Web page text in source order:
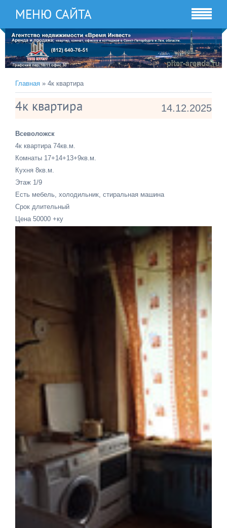
МЕНЮ САЙТА
Главная » 4к квартира
14.12.2025
4к квартира
Всеволожск
4к квартира 74кв.м.
Комнаты 17+14+13+9кв.м.
Кухня 8кв.м.
Этаж 1/9
Есть мебель, холодильник, стиральная машина
Срок длительный
Цена 50000 +ку